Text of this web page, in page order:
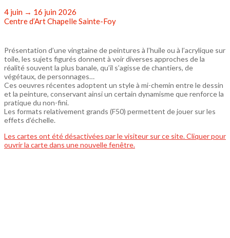
4 juin → 16 juin 2026
Centre d’Art Chapelle Sainte-Foy
Présentation d’une vingtaine de peintures à l’huile ou à l’acrylique sur
toile, les sujets figurés donnent à voir diverses approches de la
réalité souvent la plus banale, qu’il s’agisse de chantiers, de
végétaux, de personnages…
Ces oeuvres récentes adoptent un style à mi-chemin entre le dessin
et la peinture, conservant ainsi un certain dynamisme que renforce la
pratique du non-fini.
Les formats relativement grands (F50) permettent de jouer sur les
effets d’échelle.
Les cartes ont été désactivées par le visiteur sur ce site. Cliquer pour
ouvrir la carte dans une nouvelle fenêtre.